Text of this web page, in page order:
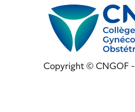
Copyright © CNGOF -